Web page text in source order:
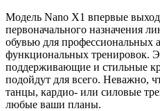
Модель Nano X1 впервые
первоначального назначения
обувью для профессиональных
функциональных тренировок.
поддерживающие и стильные
подойдут для всего. Неважно,
танцы, кардио- или силовые
любые ваши планы.